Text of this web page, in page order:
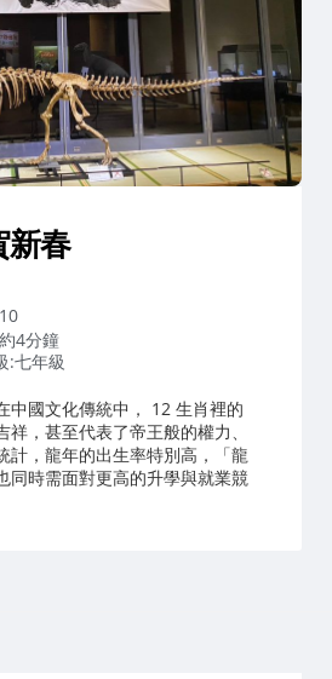
新春
4分鐘
:七年級
中國文化傳統中， 12 生肖裡的
祥，甚至代表了帝王般的權力、
計，龍年的出生率特別高，「龍
同時需面對更高的升學與就業競